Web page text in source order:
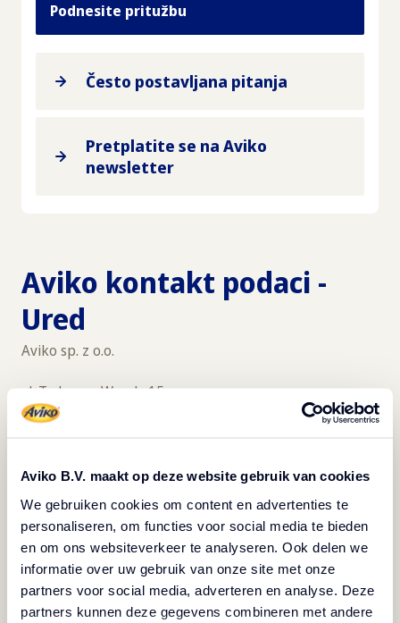
Aviko B.V. maakt op deze website gebruik van cookies
We gebruiken cookies om content en advertenties te
personaliseren, om functies voor social media te bieden
en om ons websiteverkeer te analyseren. Ook delen we
informatie over uw gebruik van onze site met onze
partners voor social media, adverteren en analyse. Deze
partners kunnen deze gegevens combineren met andere
Podnesite pritužbu
Često postavljana pitanja
Pretplatite se na Aviko
newsletter
Aviko kontakt podaci -
Ured
Aviko sp. z o.o.
ul. Tadeusza Wendy 15
Poland
e-mail:office@aviko.pl
Nazovite nas
Zvonimir Lovrić - Key Account Manager Croatia and